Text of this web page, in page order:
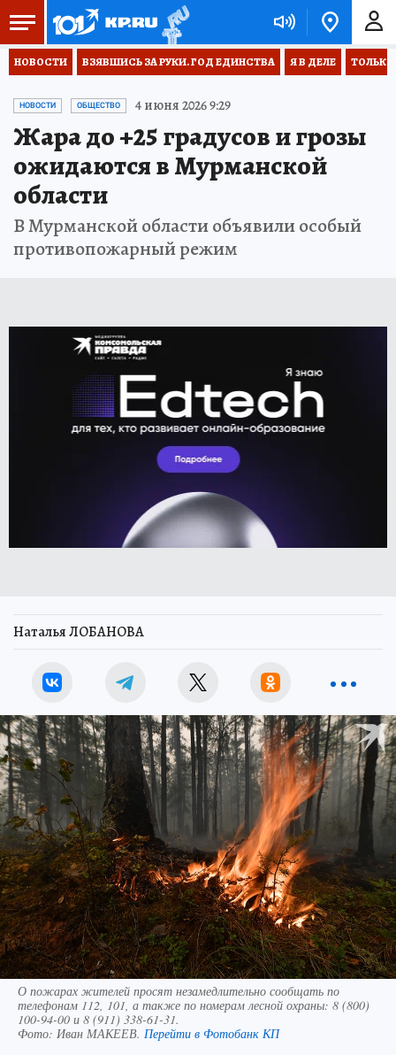
НОВОСТИ ВЗЯВШИСЬ ЗА РУКИ. ГОД ЕДИНСТВА Я В ДЕЛЕ ТОЛЬКО
НОВОСТИ ОБЩЕСТВО 4 июня 2026 9:29
Жара до +25 градусов и грозы
ожидаются в Мурманской
области
В Мурманской области объявили особый
противопожарный режим
Наталья ЛОБАНОВА
О пожарах жителей просят незамедлительно сообщать по
телефонам 112, 101, а также по номерам лесной охраны: 8 (800)
100-94-00 и 8 (911) 338-61-31.
Фото: Иван МАКЕЕВ. Перейти в Фотобанк КП